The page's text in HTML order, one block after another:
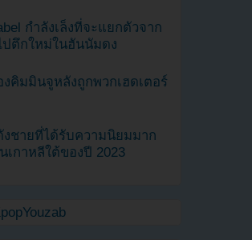
กำลังเล็งที่จะแยกตัวจาก
ตึกใหม่ในฮันนัมดง
คิมมินจูหลังถูกพวกเฮดเตอร์
ชายที่ได้รับความนิยมมาก
เกาหลีใต้ของปี 2023